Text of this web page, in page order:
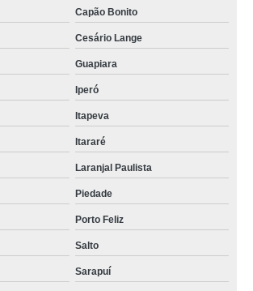
Capão Bonito
Cesário Lange
Guapiara
Iperó
Itapeva
Itararé
Laranjal Paulista
Piedade
Porto Feliz
Salto
Sarapuí